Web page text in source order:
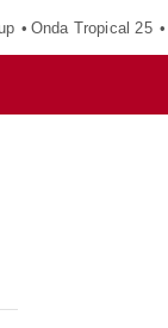
Onda Tropical 25